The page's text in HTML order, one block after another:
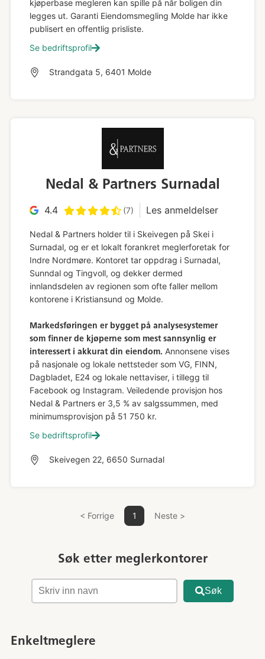
kjøperbase megleren kan spille på når boligen din
legges ut. Garanti Eiendomsmegling Molde har ikke
publisert en offentlig prisliste.
Se bedriftsprofil
Strandgata 5, 6401 Molde
Nedal & Partners Surnadal
4.4 (7) Les anmeldelser
Nedal & Partners holder til i Skeivegen på Skei i
Surnadal, og er et lokalt forankret meglerforetak for
Indre Nordmøre. Kontoret tar oppdrag i Surnadal,
Sunndal og Tingvoll, og dekker dermed
innlandsdelen av regionen som ofte faller mellom
kontorene i Kristiansund og Molde.
Markedsføringen er bygget på analysesystemer
som finner de kjøperne som mest sannsynlig er
interessert i akkurat din eiendom. Annonsene vises
på nasjonale og lokale nettsteder som VG, FINN,
Dagbladet, E24 og lokale nettaviser, i tillegg til
Facebook og Instagram. Veiledende provisjon hos
Nedal & Partners er 3,5 % av salgssummen, med
minimumsprovisjon på 51 750 kr.
Se bedriftsprofil
Skeivegen 22, 6650 Surnadal
< Forrige 1 Neste >
Søk etter meglerkontorer
Søk
Enkeltmeglere